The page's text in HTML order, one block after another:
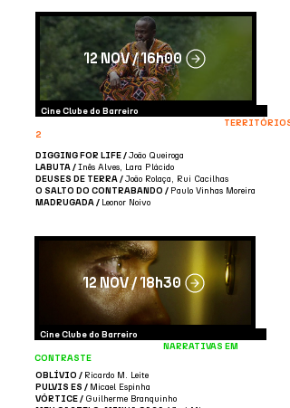
12 NOV / 16h00
Cine Clube do Barreiro
TERRITÓRIOS
2
DIGGING FOR LIFE /João Queiroga
LABUTA /Inês Alves, Lara Plácido
DEUSES DE TERRA /João Rolaça, Rui Cacilhas
O SALTO DO CONTRABANDO / Paulo Vinhas Moreira
MADRUGADA / Leonor Noivo
12 NOV / 18h30
Cine Clube do Barreiro
NARRATIVAS EM
CONTRASTE
OBLÍVIO / Ricardo M. Leite
PULVIS ES / Micael Espinha
VÓRTICE / Guilherme Branquinho